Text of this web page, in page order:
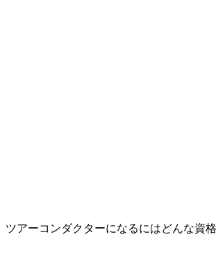
ツアーコンダクターになるにはどんな資